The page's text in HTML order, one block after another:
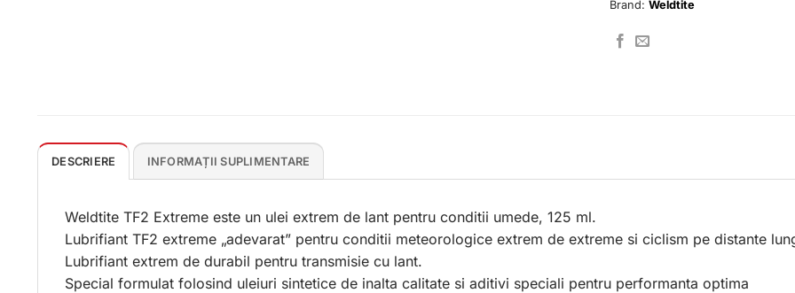
Brand: Weldtite
DESCRIERE INFORMAȚII SUPLIMENTARE
Weldtite TF2 Extreme este un ulei extrem de lant pentru conditii umede, 125 ml.
Lubrifiant TF2 extreme „adevarat” pentru conditii meteorologice extrem de extreme si ciclism pe distante
Lubrifiant extrem de durabil pentru transmisie cu lant.
Special formulat folosind uleiuri sintetice de inalta calitate si aditivi speciali pentru performanta optima